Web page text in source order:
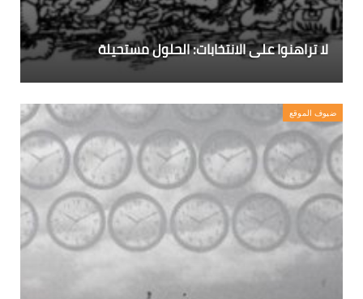
لا تراهنوا على الانتخابات: الحلول مستحيلة
ضيوف الموقع